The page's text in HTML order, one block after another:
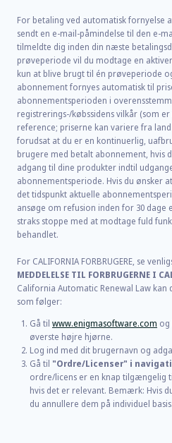
For betaling ved automatisk fornyelse
sendt en e-mail-påmindelse til den e-
tilmeldte dig inden din næste
prøveperiode vil du modtage en
kun at blive brugt til én prøveperiode
abonnement fornyes automatisk til
abonnementsperioden i
registrerings-/købssidens vilkår (som
reference; priserne kan variere fra
forudsat at du er en kontinuerlig,
brugere med betalt abonnement, hvis
adgang til dine produkter indtil
abonnementsperiode. Hvis du ønsker
det tidspunkt aktuelle
ansøge om refusion inden for 30 dage
straks stoppe med at modtage fuld
behandlet.
For CALIFORNIA FORBRUGERE, se
MEDDELELSE TIL FORBRUGERNE I
California Automatic Renewal Law
som følger:
Gå til www.enigmasoftware.com og
øverste højre hjørne.
Log ind med dit brugernavn og
Gå til "Ordre/Licenser" i
ordre/licens er en knap tilgængelig
hvis det er relevant. Bemærk: Hvis
du annullere dem på individuel basis.